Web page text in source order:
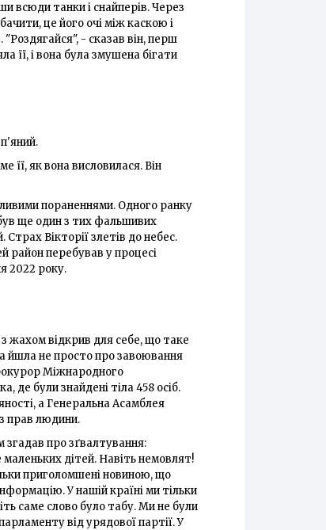
всюди танки і снайперів. Через
це його очі між каскою і
- сказав він, перш
її, і вона була змушена бігати
її, як вона висловилася. Він
пораненнями. Одного ранку
ще один з тих фальшивих
Вікторії злетів до небес.
район перебував у процесі
2022 року.
жахом відкрив для себе, що таке
йшла не просто про завоювання
Міжнародного
де були знайдені тіла 458 осіб.
а Генеральна Асамблея
прав людини.
згадав про зґвалтування:
маленьких дітей. Навіть немовлят!
приголомшені новиною, що
У нашій країні ми тільки
саме слово було табу. Ми не були
від урядової партії. У